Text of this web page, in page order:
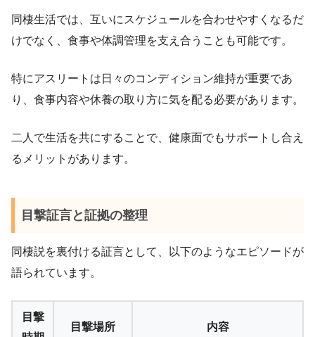
同棲生活では、互いにスケジュールを合わせやすくなるだ
けでなく、食事や体調管理を支え合うことも可能です。
特にアスリートは日々のコンディション維持が重要であ
り、食事内容や休養の取り方に気を配る必要があります。
二人で生活を共にすることで、健康面でもサポートし合え
るメリットがあります。
目撃証言と証拠の整理
同棲説を裏付ける証言として、以下のようなエピソードが
語られています。
目撃
目撃場所 内容